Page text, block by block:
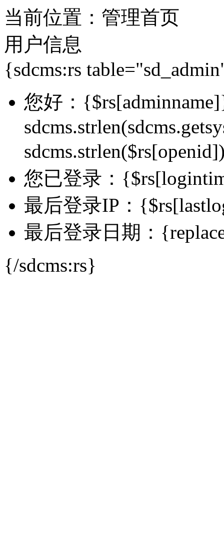
当前位置：管理首页
用户信息
{sdcms:rs
您好：
您已登录：
最后登录IP：
最后登录日期：
{/sdcms:rs}